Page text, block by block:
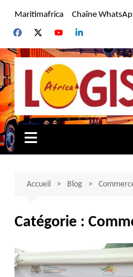
contenu
Maritimafrica Chaîne
Accueil Blog
Catégorie :